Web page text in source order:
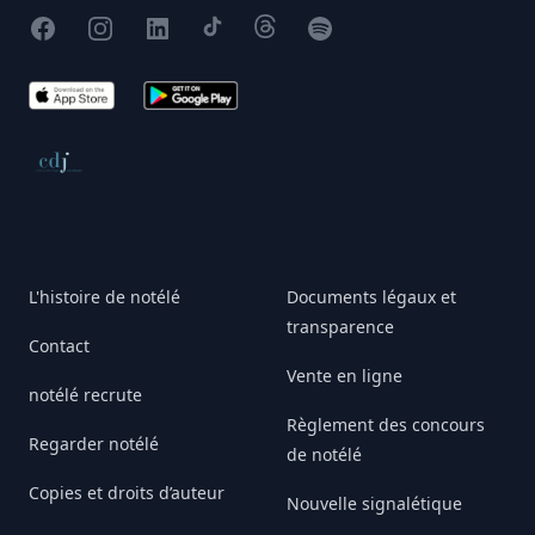
FacebookInstagram
X TikTokThreadsSpotify
App Store Google Play
Conseil de déontologie journalistique
L'histoire de notélé
Contact
notélé recrute
Regarder notélé
Copies et droits d’auteur
Documents légaux et
transparence
Vente en ligne
Règlement des concours
de notélé
Nouvelle signalétique